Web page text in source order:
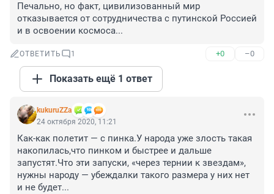
Печально, но факт, цивилизованный мир
отказывается от сотрудничества с путинской Россией
и в освоении космоса...
ОТВЕТИТЬ 1 +0 –0
Показать ещё 1 ответ
kukuruZZa
24 октября 2020, 11:21
Как-как полетит — с пинка.У народа уже злость такая
накопилась,что пинком и быстрее и дальше
запустят.Что эти запуски, «через тернии к звездам»,
нужны народу — убеждалки такого размера у них нет
и не будет...